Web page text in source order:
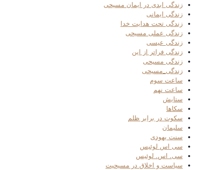
زندگی ابدی در ایمان مسیحی
زندگی ایمانی
زندگی تحت هدایت خدا
زندگی عملی مسیحی
زندگی عیسی
زندگی فراتر از این
زندگی مسیحی
زندگی_مسیحی
ساعت سوم
ساعت نهم
ستایش
سکاها
سکوت در برابر ظلم
سلیمان
سنت یهودی
سی اس لوئیس
سی. اس. لوئیس
سیاست و اخلاق در مسیحیت